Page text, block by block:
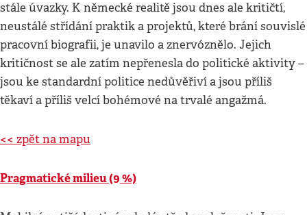
stále úvazky. K německé realitě jsou dnes ale kritičtí,
neustálé střídání praktik a projektů, které brání souvislé
pracovní biografii, je unavilo a znervóznělo. Jejich
kritičnost se ale zatím nepřenesla do politické aktivity –
jsou ke standardní politice nedůvěřiví a jsou příliš
těkaví a příliš velcí bohémové na trvalé angažmá.
<< zpět na mapu
Pragmatické milieu (9 %)